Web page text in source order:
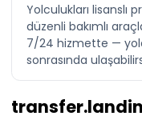
Yolculukları lisanslı
düzenli bakımlı
7/24 hizmette —
sonrasında